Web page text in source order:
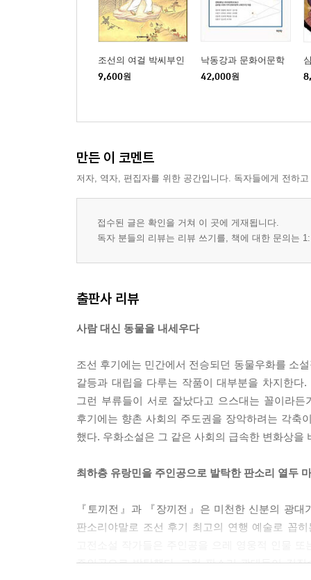
조선의 여걸 박씨부인
9,600원
낙동강과 문화어문학
42,000원
만든 이 코멘트
저자, 역자, 편집자를 위한 공간입니다. 독자들에게 전하
접수된 글은 확인을 거쳐 이 곳에 게재됩니다.
독자 분들의 리뷰는 리뷰 쓰기를, 책에 대한 문의는
출판사 리뷰
사람 대신 동물을 내세우다
조선 후기에는 민간에서 전승되던 동물우화를 소
갈등과 대립을 다루는 작품이 대부분을 차지한
그런 부류들이 서로 잘났다고 으스대는 꼴이라
후기에는 향촌 사회의 주도권을 장악하려는 각축
했다. 우화소설은 그 같은 사회의 급속한 변화상을
최하층 유랑민을 주인공으로 발탁한 판소리 열두
『토끼전』과 『장끼전』은 미천한 신분의 광
판소리야말로 조선 후기 최고의 연행 예술로 꼽
주인공으로 발탁했다. 그런 판소리 광대들이 길